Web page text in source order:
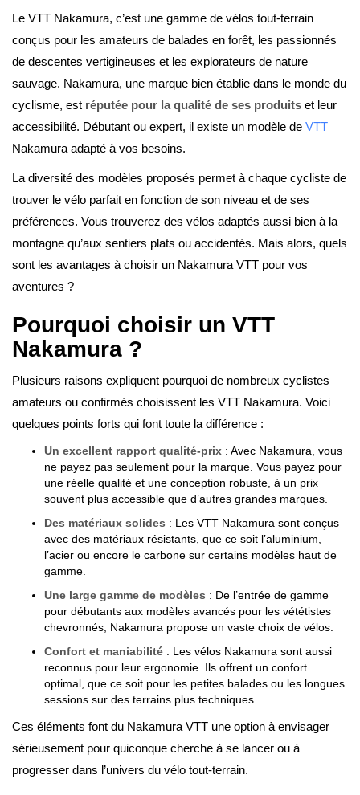
Le VTT Nakamura, c’est une gamme de vélos tout-terrain
conçus pour les amateurs de balades en forêt, les passionnés
de descentes vertigineuses et les explorateurs de nature
sauvage. Nakamura, une marque bien établie dans le monde du
cyclisme, est réputée pour la qualité de ses produits et leur
accessibilité. Débutant ou expert, il existe un modèle de VTT
Nakamura adapté à vos besoins.
La diversité des modèles proposés permet à chaque cycliste de
trouver le vélo parfait en fonction de son niveau et de ses
préférences. Vous trouverez des vélos adaptés aussi bien à la
montagne qu’aux sentiers plats ou accidentés. Mais alors, quels
sont les avantages à choisir un Nakamura VTT pour vos
aventures ?
Pourquoi choisir un VTT
Nakamura ?
Plusieurs raisons expliquent pourquoi de nombreux cyclistes
amateurs ou confirmés choisissent les VTT Nakamura. Voici
quelques points forts qui font toute la différence :
Un excellent rapport qualité-prix : Avec Nakamura, vous
ne payez pas seulement pour la marque. Vous payez pour
une réelle qualité et une conception robuste, à un prix
souvent plus accessible que d’autres grandes marques.
Des matériaux solides : Les VTT Nakamura sont conçus
avec des matériaux résistants, que ce soit l’aluminium,
l’acier ou encore le carbone sur certains modèles haut de
gamme.
Une large gamme de modèles : De l’entrée de gamme
pour débutants aux modèles avancés pour les vététistes
chevronnés, Nakamura propose un vaste choix de vélos.
Confort et maniabilité : Les vélos Nakamura sont aussi
reconnus pour leur ergonomie. Ils offrent un confort
optimal, que ce soit pour les petites balades ou les longues
sessions sur des terrains plus techniques.
Ces éléments font du Nakamura VTT une option à envisager
sérieusement pour quiconque cherche à se lancer ou à
progresser dans l’univers du vélo tout-terrain.